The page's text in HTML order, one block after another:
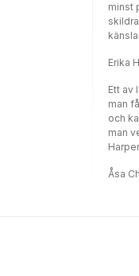
minst
Erika
Ett av
man
och
man
Åsa